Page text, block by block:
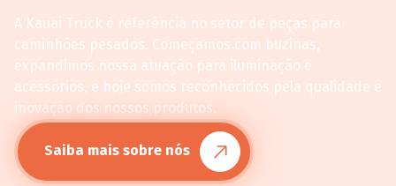
A Kauai Truck é referência no setor de peças para
caminhões pesados. Começamos com buzinas,
expandimos nossa atuação para iluminação e
acessórios, e hoje somos reconhecidos pela qualidade e
inovação dos nossos produtos.
Saiba mais sobre nós